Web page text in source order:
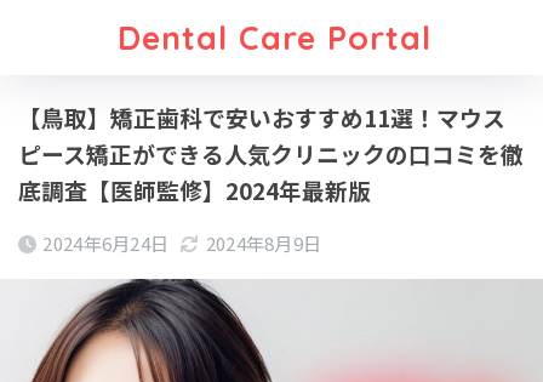
Dental Care Portal
【鳥取】矯正歯科で安いおすすめ11選！マウス
ピース矯正ができる人気クリニックの口コミを徹
底調査【医師監修】2024年最新版
2024年6月24日 2024年8月9日